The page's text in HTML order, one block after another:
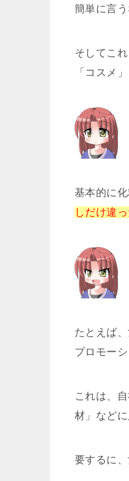
簡単に言
そしてこ
「コスメ
基本的に
しだけ違
たとえば
プロモー
これは、
材」など
要するに